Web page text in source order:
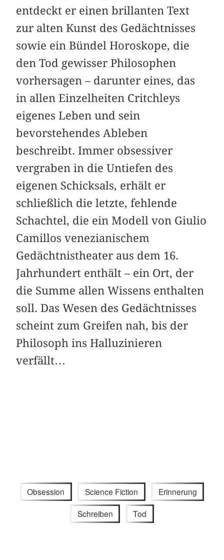
entdeckt er einen brillanten Text
zur alten Kunst des Gedächtnisses
sowie ein Bündel Horoskope, die
den Tod gewisser Philosophen
vorhersagen – darunter eines, das
in allen Einzelheiten Critchleys
eigenes Leben und sein
bevorstehendes Ableben
beschreibt. Immer obsessiver
vergraben in die Untiefen des
eigenen Schicksals, erhält er
schließlich die letzte, fehlende
Schachtel, die ein Modell von Giulio
Camillos venezianischem
Gedächtnistheater aus dem 16.
Jahrhundert enthält – ein Ort, der
die Summe allen Wissens enthalten
soll. Das Wesen des Gedächtnisses
scheint zum Greifen nah, bis der
Philosoph ins Halluzinieren
verfällt…
Obsession Science Fiction Erinnerung
Schreiben Tod